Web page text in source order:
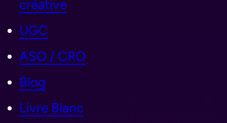
créative
UGC
ASO / CRO
Blog
Livre Blanc